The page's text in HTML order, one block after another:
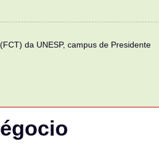
da UNESP, campus de Presidente